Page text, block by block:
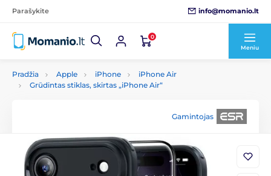
Parašykite info@momanio.lt
0
Meniu
Pradžia Apple iPhone
iPhone Air
Grūdintas stiklas, skirtas „iPhone Air“
Gamintojas